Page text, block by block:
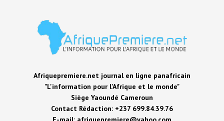
Afriquepremiere.net journal en ligne panafricain
"L'information pour l'Afrique et le monde"
Siège Yaoundé Cameroun
Contact Rédaction: +237 699.84.39.76